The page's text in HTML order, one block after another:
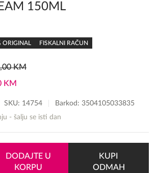
150ML
ORIGINAL FISKALNI RAČUN
KM
KM
SKU: 14754
Barkod: 3504105033835
- šalju se isti dan
DODAJTE U
KORPU
KUPI
ODMAH